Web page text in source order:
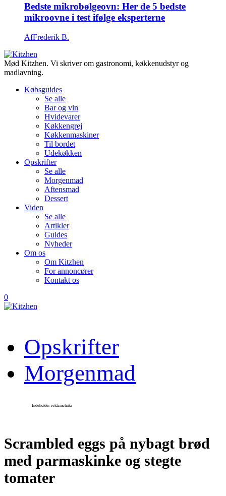
Bedste mikrobølgeovn: Her de 5 bedste
mikroovne i test ifølge eksperterne
AfFrederik B.
Mød Kitzhen. Vi skriver om gastronomi, køkkenudstyr og
madlavning.
Købsguides
Se alle
Bar og vin
Hvidevarer
Køkkengrej
Køkkenmaskiner
Til bordet
Udekøkken
Opskrifter
Se alle
Morgenmad
Aftensmad
Dessert
Viden
Se alle
Artikler
Guides
Nyheder
Om os
Om Kitzhen
For annoncører
Kontakt os
0
Opskrifter
Morgenmad
Scrambled eggs på nybagt brød
med parmaskinke og stegte
tomater